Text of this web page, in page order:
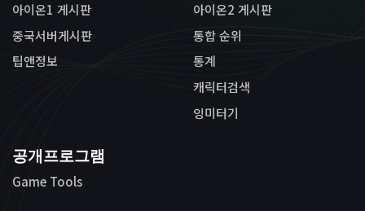
아이온1 게시판
중국서버게시판
팁앤정보
아이온2 게시판
통합 순위
통계
캐릭터검색
잉미터기
공개프로그램
Game Tools